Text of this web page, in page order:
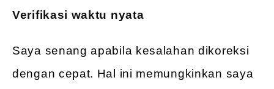
Verifikasi waktu nyata
Saya senang apabila kesalahan dikoreksi
dengan cepat. Hal ini memungkinkan saya